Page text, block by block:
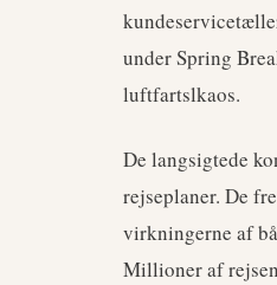
under Spring
luftfartslkaos.
De langsigtede
rejseplaner. De
virkningerne af
Millioner af